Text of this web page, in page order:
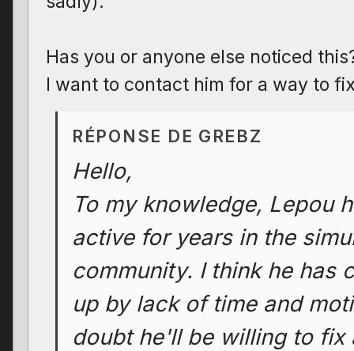
Has you or anyone else noticed
I want to contact him for a way to
RÉPONSE DE GREBZ
Hello,
To my knowledge, Lepou
active for years in the
community. I think he has
up by lack of time and
doubt he'll be willing to fix